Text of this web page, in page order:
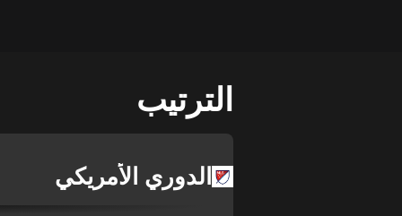
الترتيب
الدوري الأمريكي